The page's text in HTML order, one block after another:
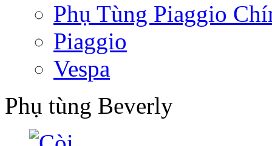
Phụ Tùng Piaggio
Piaggio
Vespa
Phụ tùng Beverly